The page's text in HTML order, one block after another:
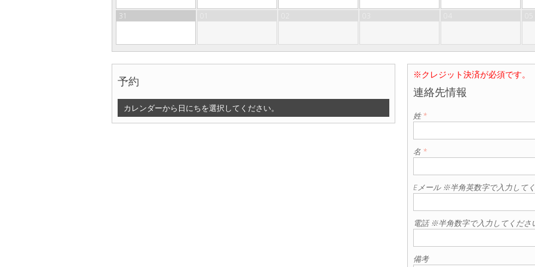
31
部屋数
1
▾
予約
カレンダーから日にちを選択してください。
※クレジット決済が必須です。
連絡先情報
姓*
名 *
Eメール ※半角英数字で入力して
電話 ※半角数字で入力してくださ
備考